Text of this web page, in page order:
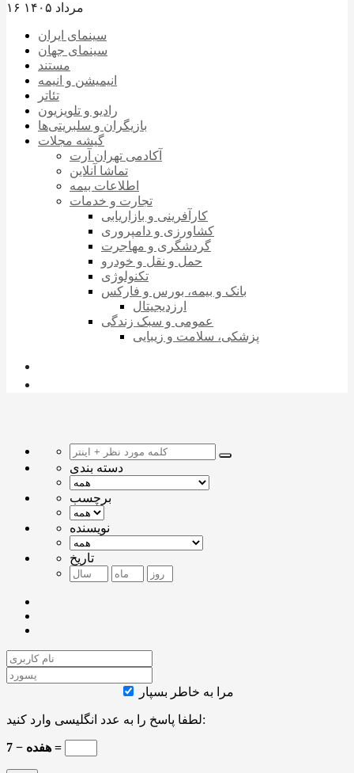
۱۶ مرداد ۱۴۰۵
سینمای ایران
سینمای جهان
مستند
انیمیشن و انیمه
تئاتر
رادیو و تلویزیون
بازیگران و سلبریتی‌ها
گیشه مجلات
آکادمی تهران آرت
تماشا آنلاین
اطلاعات بیمه
تجارت و خدمات
کارآفرینی و بازاریابی
کشاورزی و دامپروری
گردشگری و مهاجرت
حمل و نقل و خودرو
تکنولوژی
بانک و بیمه، بورس و فارکس
ارزدیجیتال
عمومی و سبک زندگی
پزشکی، سلامت و زیبایی
دسته بندی
برچسب
نویسنده
تاریخ
مرا به خاطر بسپار
لطفا پاسخ را به عدد انگلیسی وارد کنید:
هفده − 7 =